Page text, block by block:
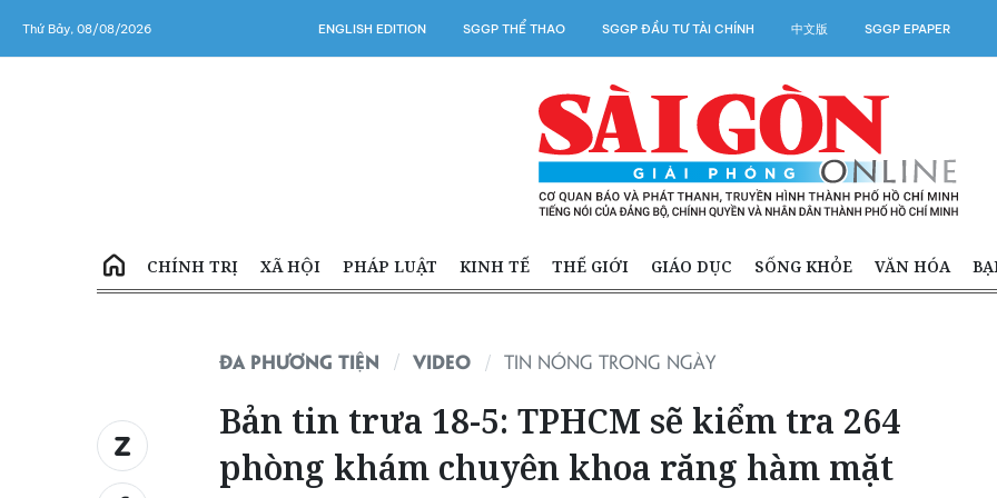
Thứ Bảy, 08/08/2026 ENGLISH EDITION SGGP THỂ THAO SGGP ĐẦU TƯ TÀI CHÍNH 中文版 SGGP EPAPER
CHÍNH TRỊ XÃ HỘI PHÁP LUẬT KINH TẾ THẾ GIỚI GIÁO DỤC SỐNG KHỎE VĂN HÓA
ĐA PHƯƠNG TIỆN VIDEO TIN NÓNG TRONG NGÀY
Bản tin trưa 18-5: TPHCM sẽ kiểm tra 264
phòng khám chuyên khoa răng hàm mặt